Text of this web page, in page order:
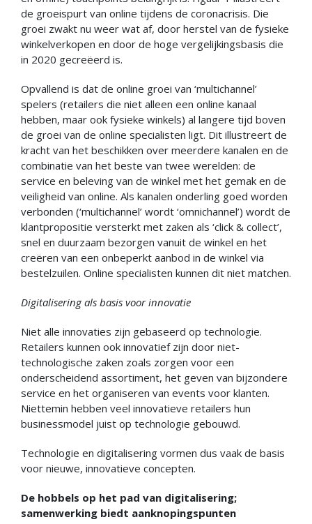
de groeispurt van online tijdens de coronacrisis. Die
groei zwakt nu weer wat af, door herstel van de fysieke
winkelverkopen en door de hoge vergelijkingsbasis die
in 2020 gecreëerd is.
Opvallend is dat de online groei van ‘multichannel’
spelers (retailers die niet alleen een online kanaal
hebben, maar ook fysieke winkels) al langere tijd boven
de groei van de online specialisten ligt. Dit illustreert de
kracht van het beschikken over meerdere kanalen en de
combinatie van het beste van twee werelden: de
service en beleving van de winkel met het gemak en de
veiligheid van online. Als kanalen onderling goed worden
verbonden (‘multichannel’ wordt ‘omnichannel’) wordt de
klantpropositie versterkt met zaken als ‘click & collect’,
snel en duurzaam bezorgen vanuit de winkel en het
creëren van een onbeperkt aanbod in de winkel via
bestelzuilen. Online specialisten kunnen dit niet matchen.
Digitalisering als basis voor innovatie
Niet alle innovaties zijn gebaseerd op technologie.
Retailers kunnen ook innovatief zijn door niet-
technologische zaken zoals zorgen voor een
onderscheidend assortiment, het geven van bijzondere
service en het organiseren van events voor klanten.
Niettemin hebben veel innovatieve retailers hun
businessmodel juist op technologie gebouwd.
Technologie en digitalisering vormen dus vaak de basis
voor nieuwe, innovatieve concepten.
De hobbels op het pad van digitalisering;
samenwerking biedt aanknopingspunten